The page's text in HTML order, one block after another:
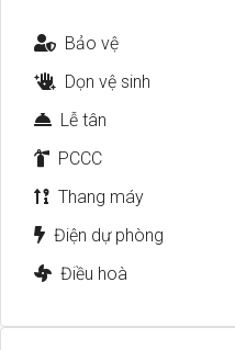
Bảo vệ
Dọn vệ sinh
Lễ tân
PCCC
Thang máy
Điện dự phòng
Điều hoà